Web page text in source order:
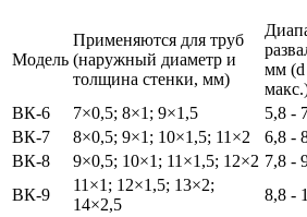
Модель
Применяются для труб
(наружный диаметр и
толщина стенки, мм)
мм
ВК-6
7×0,5; 8×1; 9×1,5 5,8 -
ВК-7
8×0,5; 9×1; 10×1,5; 11×2 6,8 -
ВК-8
9×0,5; 10×1; 11×1,5; 12×2 7,8 -
ВК-9
11×1; 12×1,5; 13×2;
14×2,5
8,8 -